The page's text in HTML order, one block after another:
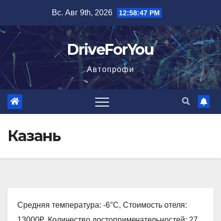
содержимому
Вс. Авг 9th, 2026 12:58:48 PM
DriveForYou
Автопрофи
Казань
Средняя температура: -6°C, Стоимость отеля: